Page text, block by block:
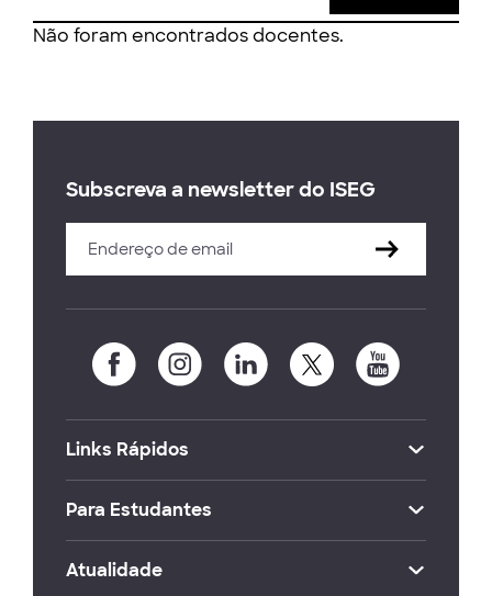
Não foram encontrados docentes.
Subscreva a newsletter do ISEG
Links Rápidos
Para Estudantes
Atualidade